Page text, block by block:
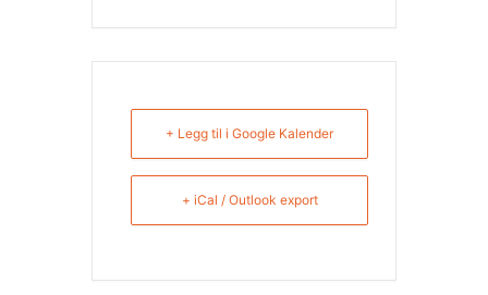
+ Legg til i Google Kalender
+ iCal / Outlook export